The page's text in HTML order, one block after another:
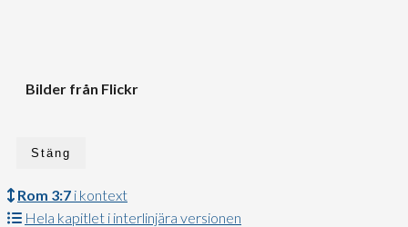
Bilder från Flickr
Stäng
Rom 3:7 i kontext
Hela kapitlet i interlinjära versionen